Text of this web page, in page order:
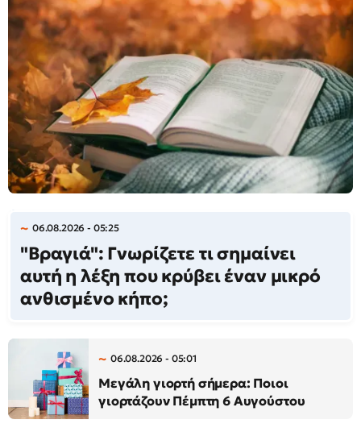
06.08.2026 - 05:25
"Βραγιά": Γνωρίζετε τι σημαίνει
αυτή η λέξη που κρύβει έναν μικρό
ανθισμένο κήπο;
06.08.2026 - 05:01
Μεγάλη γιορτή σήμερα: Ποιοι
γιορτάζουν Πέμπτη 6 Αυγούστου